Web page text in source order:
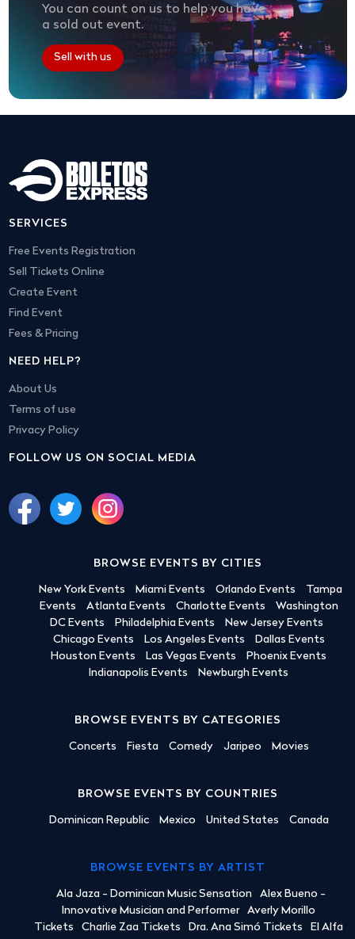
You can count on us to help you have
a sold out event.
Sell with us
SERVICES
Free Events Registration
Sell Tickets Online
Create Event
Find Event
Fees & Pricing
NEED HELP?
About Us
Terms of use
Privacy Policy
FOLLOW US ON SOCIAL MEDIA
BROWSE EVENTS BY CITIES
New York Events Miami Events Orlando Events
Tampa
Events
Atlanta Events Charlotte Events
Washington
DC Events
Philadelphia Events
New Jersey Events
Chicago Events
Los Angeles Events
Dallas Events
Houston Events
Las Vegas Events
Phoenix Events
Indianapolis Events
Newburgh Events
BROWSE EVENTS BY CATEGORIES
Concerts Fiesta Comedy Jaripeo Movies
BROWSE EVENTS BY COUNTRIES
Dominican Republic Mexico United States Canada
BROWSE EVENTS BY ARTIST
Ala Jaza - Dominican Music Sensation
Alex Bueno -
Innovative Musician and Performer
Averly Morillo
Tickets
Charlie Zaa Tickets Dra. Ana Simó Tickets
El Alfa